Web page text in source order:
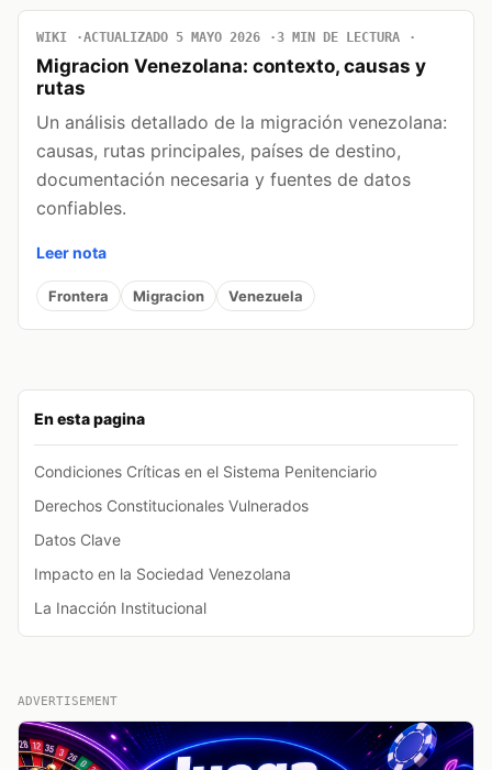
En esta pagina
Condiciones Críticas en el Sistema Penitenciario
Derechos Constitucionales Vulnerados
Datos Clave
Impacto en la Sociedad Venezolana
La Inacción Institucional
WIKI ACTUALIZADO 5 MAYO 2026 3 MIN DE LECTURA
Migracion Venezolana: contexto, causas y
rutas
Un análisis detallado de la migración venezolana:
causas, rutas principales, países de destino,
documentación necesaria y fuentes de datos
confiables.
Leer nota
Frontera Migracion Venezuela
ADVERTISEMENT